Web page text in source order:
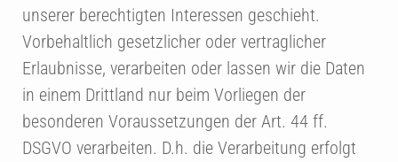
unserer berechtigten Interessen geschieht.
Vorbehaltlich gesetzlicher oder vertraglicher
Erlaubnisse, verarbeiten oder lassen wir die Daten
in einem Drittland nur beim Vorliegen der
besonderen Voraussetzungen der Art. 44 ff.
DSGVO verarbeiten. D.h. die Verarbeitung erfolgt